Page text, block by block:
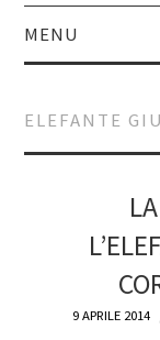
MENU
ACQUISTALO
CHI
ELEFANTE
9 APRILE 2014